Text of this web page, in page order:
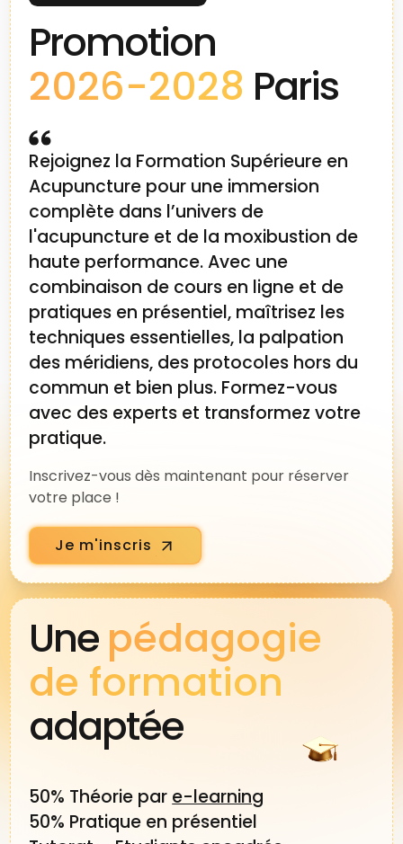
totale dans son approche de la MTC.
au cabinet, ce qui me permet d'être
qui, encore aujourd'hui, m'étonnent et
me font sourire : ça marche ! Alors oui,
Philippe a son caractère, comme tout
le monde, car il est plus qu'un
enseignant... c'est un chercheur
infatigable qui n'aime pas la paresse
et la médiocrité. Si vous cherchez des
solutions toutes faites ou appliquer des
formules magiques... Passez votre
chemin. Si vous cherchez un expert
pour changer de regard sur votre
pratique et vous former dans la pure
tradition, vous êtes au bonne endroit.
Merci d'être là Philippe, merci pour
transmettre tes connaissances et ta
passion que j'ai plaisir à distiller
Promotion
2026-2028 Paris
Rejoignez la Formation Supérieure en
Acupuncture pour une immersion
complète dans l’univers de
l'acupuncture et de la moxibustion de
haute performance. Avec une
combinaison de cours en ligne et de
pratiques en présentiel, maîtrisez les
techniques essentielles, la palpation
des méridiens, des protocoles hors du
commun et bien plus. Formez-vous
avec des experts et transformez votre
pratique.
Inscrivez-vous dès maintenant pour réserver
votre place !
Je m'inscris
Une pédagogie
de formation
adaptée
50% Théorie par e-learning
50% Pratique en présentiel